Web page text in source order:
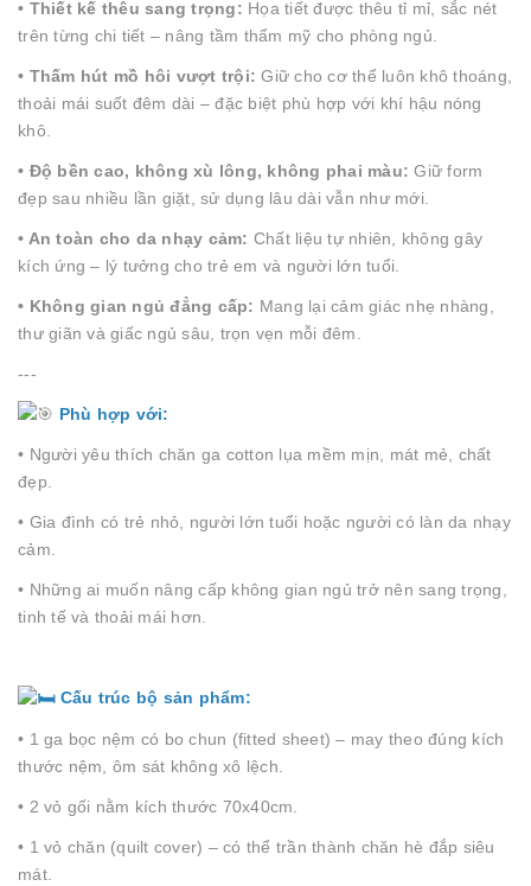
• Thiết kế thêu sang trọng: Họa tiết được thêu tỉ mỉ, sắc nét
trên từng chi tiết – nâng tầm thẩm mỹ cho phòng ngủ.
• Thấm hút mồ hôi vượt trội: Giữ cho cơ thể luôn khô thoáng,
thoải mái suốt đêm dài – đặc biệt phù hợp với khí hậu nóng
khô.
• Độ bền cao, không xù lông, không phai màu:Giữ form
đẹp sau nhiều lần giặt, sử dụng lâu dài vẫn như mới.
• An toàn cho da nhạy cảm: Chất liệu tự nhiên, không gây
kích ứng – lý tưởng cho trẻ em và người lớn tuổi.
• Không gian ngủ đẳng cấp: Mang lại cảm giác nhẹ nhàng,
thư giãn và giấc ngủ sâu, trọn vẹn mỗi đêm.
---
Phù hợp với:
• Người yêu thích chăn ga cotton lụa mềm mịn, mát mẻ, chất
đẹp.
• Gia đình có trẻ nhỏ, người lớn tuổi hoặc người có làn da nhạy
cảm.
• Những ai muốn nâng cấp không gian ngủ trở nên sang trọng,
tinh tế và thoải mái hơn.
Cấu trúc bộ sản phẩm:
• 1 ga bọc nệm có bo chun (fitted sheet) – may theo đúng kích
thước nệm, ôm sát không xô lệch.
• 2 vỏ gối nằm kích thước 70x40cm.
• 1 vỏ chăn (quilt cover) – có thể trần thành chăn hè đắp siêu
mát.